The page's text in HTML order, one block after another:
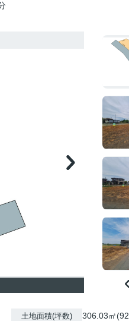
土地面積(坪数) 306.03㎡